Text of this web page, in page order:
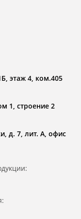
этаж 4, ком.405
1, строение 2
д. 7, лит. А, офис